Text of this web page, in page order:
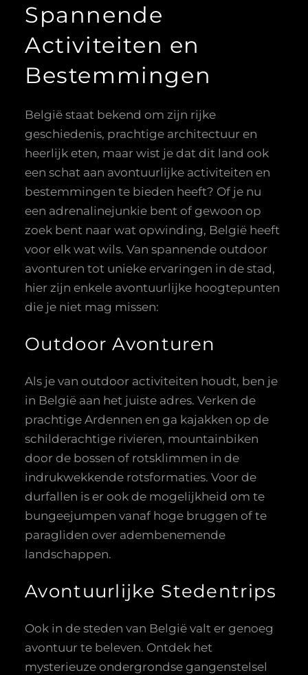
Spannende
Activiteiten en
Bestemmingen
België staat bekend om zijn rijke
geschiedenis, prachtige architectuur en
heerlijk eten, maar wist je dat dit land ook
een schat aan avontuurlijke activiteiten en
bestemmingen te bieden heeft? Of je nu
een adrenalinejunkie bent of gewoon op
zoek bent naar wat opwinding, België heeft
voor elk wat wils. Van spannende outdoor
avonturen tot unieke ervaringen in de stad,
hier zijn enkele avontuurlijke hoogtepunten
die je niet mag missen:
Outdoor Avonturen
Als je van outdoor activiteiten houdt, ben je
in België aan het juiste adres. Verken de
prachtige Ardennen en ga kajakken op de
schilderachtige rivieren, mountainbiken
door de bossen of rotsklimmen in de
indrukwekkende rotsformaties. Voor de
durfallen is er ook de mogelijkheid om te
bungeejumpen vanaf hoge bruggen of te
paragliden over adembenemende
landschappen.
Avontuurlijke Stedentrips
Ook in de steden van België valt er genoeg
avontuur te beleven. Ontdek het
mysterieuze ondergrondse gangenstelsel